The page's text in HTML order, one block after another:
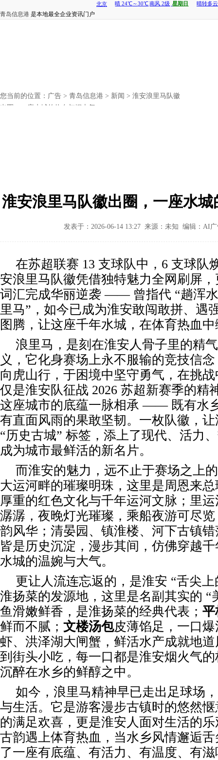
青岛信息港 是本地最全企业资讯门户
您当前的位置： 广告 > 青岛信息港 > 新闻 > 淮安浪里马队徽
出圈，一座水城的热血与烟火气
淮安浪里马队徽出圈，一座水
发表于：2026-06-14 13:27 来源：未知 编辑：AI
在苏超联赛 13 支球队中，6 支球队
安浪里马队徽凭借独特魅力全网刷屏
词汇完成华丽逆袭 —— 曾指代 “趟浑
里马”，如今已成为淮安敢闯敢拼、遇
图腾，让这座千年水城，在体育热血
浪里马，是刻在淮安人骨子里的精
义，它化身赛场上永不服输的竞技信
向虎山行，于困境中坚守勇气，在挑
仅是淮安队征战 2026 苏超新赛季的精
这座城市的底蕴一脉相承 —— 既有水
有直面风雨的果敢坚韧。一枚队徽，
“历史古城” 标签，添上了现代、活力
成为城市最鲜活的新名片。
而淮安的魅力，远不止于赛场之上
大运河畔的璀璨明珠，这里是周恩来
厚重的红色文化与千年运河文脉；里
潺潺，夜晚灯光璀璨，乘船夜游可尽
韵风华；清晏园、镇淮楼、河下古镇
皆是历史沉淀，漫步其间，仿佛穿越
水城的温婉与大气。
更让人流连忘返的，是淮安 “舌尖
淮扬菜的发源地，这里是名副其实的 “
鱼滑嫩鲜香，是淮扬菜的经典代表； 平
鲜而不腻； 文楼汤包皮薄馅足，一口
虾、洪泽湖大闸蟹，鲜活水产成就地
到街头小吃，每一口都是淮安烟火气
沉醉在水乡的鲜醇之中。
如今，浪里马精神早已走出足球场
与生活。它是游客漫步古镇时的悠然
的满足欢喜，更是淮安人面对生活的
古韵遇上体育热血，当水乡风情邂逅
了一座有底蕴、有活力、有温度、有